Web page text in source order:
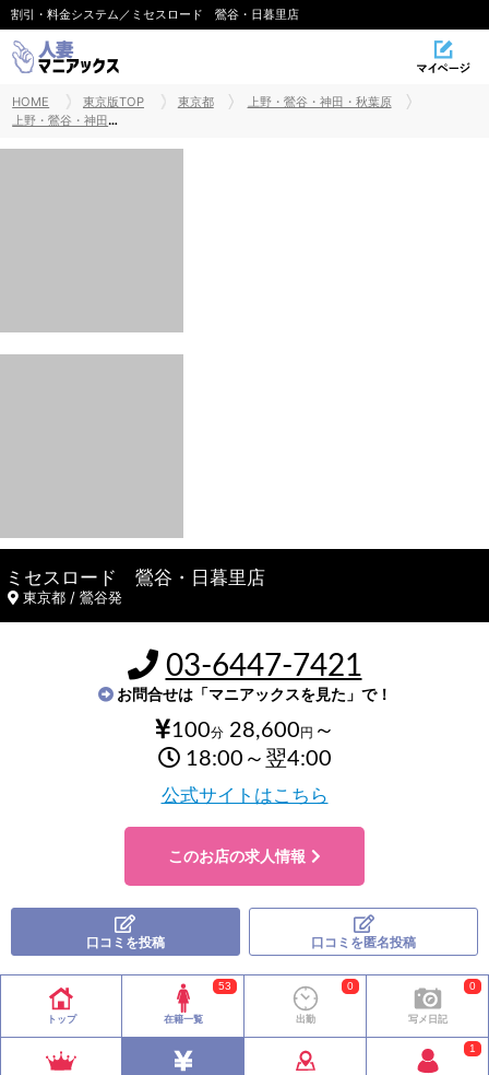
割引・料金システム／ミセスロード 鶯谷・日暮里店
HOME 東京版TOP 東京都
上野・鶯谷・神田・秋葉原
上野・鶯谷・神田・秋葉原出張・デリヘル
ミセスロード 鶯谷・日暮里店
東京都 / 鶯谷発
03-6447-7421
お問合せは「マニアックスを見た」で！
100分28,600 円 ～
18:00～翌4:00
公式サイトはこちら
このお店の求人情報
口コミを投稿 口コミを匿名投稿
トップ 在籍一覧
53
出勤
0
写メ日記
0
1